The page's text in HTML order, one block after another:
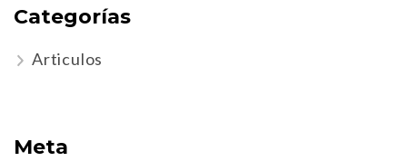
Categorías
Articulos
Meta